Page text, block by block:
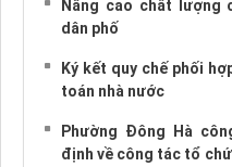
Nâng cao chất lượng
dân phố
Ký kết quy chế phối
toán nhà nước
Phường Đông Hà
định về công tác tổ